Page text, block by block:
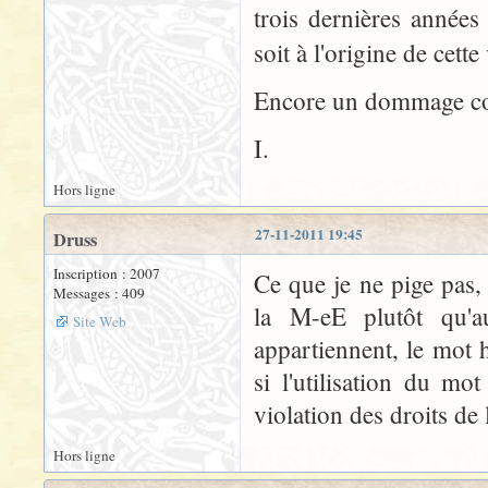
trois dernières
soit à l'origine de
Encore un dommage
I.
Hors ligne
27-11-2011 19:45
Druss
Inscription : 2007
Messages : 409
Site Web
Ce que je ne pige
la M-eE plutôt
appartiennent, le mot
si l'utilisation du mot
violation des droits de
Hors ligne